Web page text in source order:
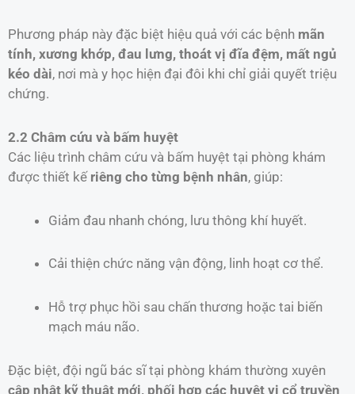
Phương pháp này đặc biệt hiệu quả với các bệnh mãn
tính, xương khớp, đau lưng, thoát vị đĩa đệm, mất ngủ
kéo dài, nơi mà y học hiện đại đôi khi chỉ giải quyết triệu
chứng.
2.2 Châm cứu và bấm huyệt
Các liệu trình châm cứu và bấm huyệt tại phòng khám
được thiết kế riêng cho từng bệnh nhân, giúp:
Giảm đau nhanh chóng, lưu thông khí huyết.
Cải thiện chức năng vận động, linh hoạt cơ thể.
Hỗ trợ phục hồi sau chấn thương hoặc tai biến
mạch máu não.
Đặc biệt, đội ngũ bác sĩ tại phòng khám thường xuyên
cập nhật kỹ thuật mới, phối hợp các huyệt vị cổ truyền